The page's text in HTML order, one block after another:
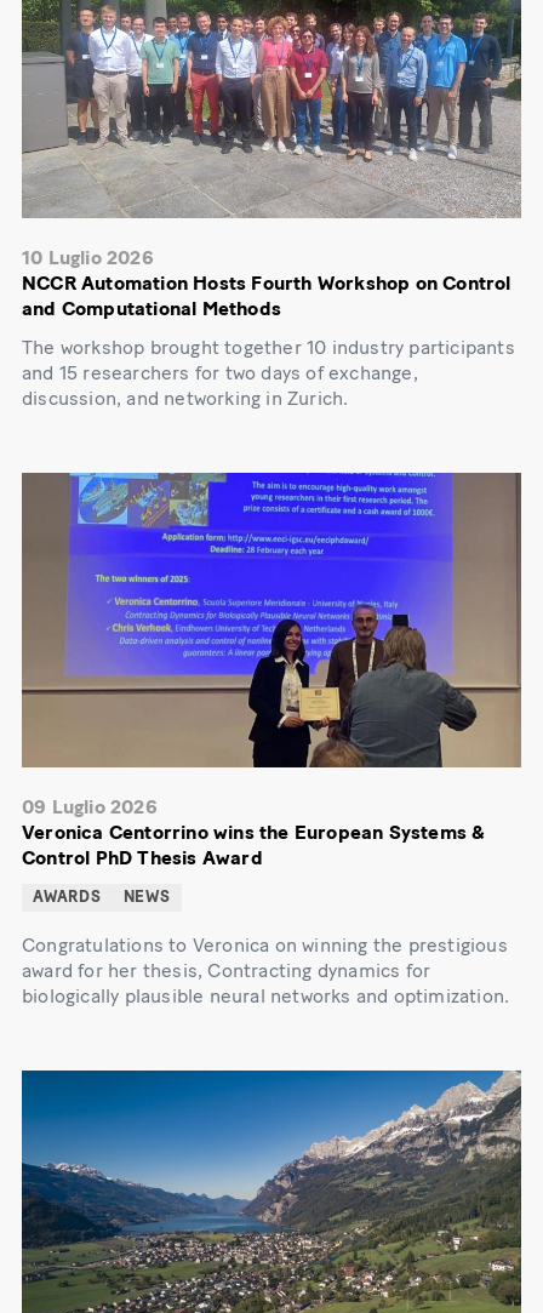
10 Luglio 2026
NCCR Automation Hosts Fourth Workshop on Control
and Computational Methods
The workshop brought together 10 industry participants
and 15 researchers for two days of exchange,
discussion, and networking in Zurich.
09 Luglio 2026
Veronica Centorrino wins the European Systems &
Control PhD Thesis Award
AWARDS NEWS
Congratulations to Veronica on winning the prestigious
award for her thesis, Contracting dynamics for
biologically plausible neural networks and optimization.